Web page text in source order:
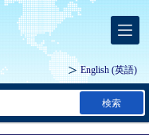
English (英語)
検索